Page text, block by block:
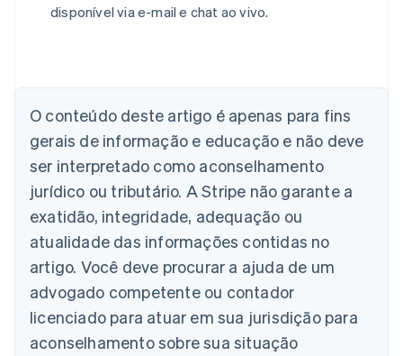
disponível via e-mail e chat ao vivo.
O conteúdo deste artigo é apenas para fins
gerais de informação e educação e não deve
ser interpretado como aconselhamento
jurídico ou tributário. A Stripe não garante a
exatidão, integridade, adequação ou
atualidade das informações contidas no
artigo. Você deve procurar a ajuda de um
advogado competente ou contador
licenciado para atuar em sua jurisdição para
aconselhamento sobre sua situação
Alemanha
Áustria
Bélgica
NederlandsFrançaisDeutschEnglish
Brasil
PortuguêsEnglish
Bulgária
English
Canadá
English Français
China continental
Chipre
English
Croácia